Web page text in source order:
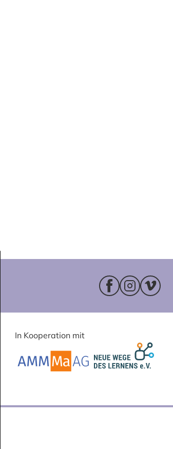
In Kooperation mit